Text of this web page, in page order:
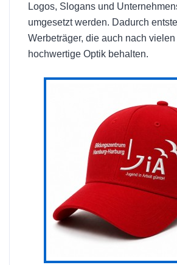
Logos, Slogans und
umgesetzt werden. Dadurch
Werbeträger, die auch nach
hochwertige Optik behalten.